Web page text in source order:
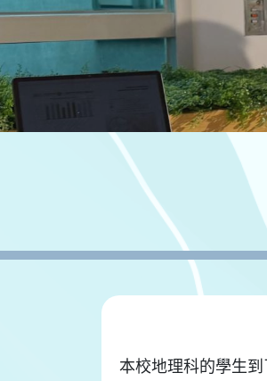
本校地理科的學生